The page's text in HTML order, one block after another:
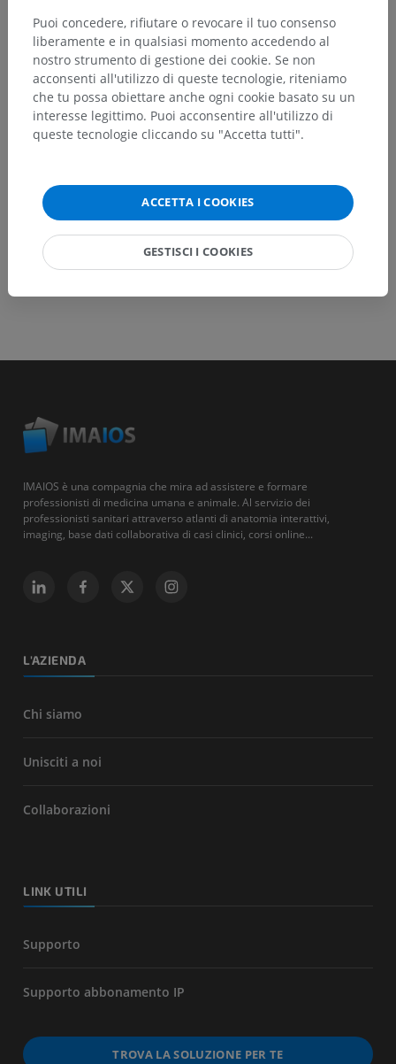
Non esitare a suggerire una correzione, traduzione o
un miglioramento dei contenuti.
Segnala un problema
IMAIOS è una compagnia che mira ad assistere e formare
professionisti di medicina umana e animale. Al servizio dei
professionisti sanitari attraverso atlanti di anatomia interattivi,
imaging, base dati collaborativa di casi clinici, corsi online...
L'AZIENDA
Chi siamo
Unisciti a noi
Collaborazioni
LINK UTILI
Supporto
Supporto abbonamento IP
TROVA LA SOLUZIONE PER TE
Puoi concedere, rifiutare o revocare il tuo consenso
liberamente e in qualsiasi momento accedendo al
nostro strumento di gestione dei cookie. Se non
acconsenti all'utilizzo di queste tecnologie, riteniamo
che tu possa obiettare anche ogni cookie basato su un
interesse legittimo. Puoi acconsentire all'utilizzo di
queste tecnologie cliccando su "Accetta tutti".
ACCETTA I COOKIES
GESTISCI I COOKIES